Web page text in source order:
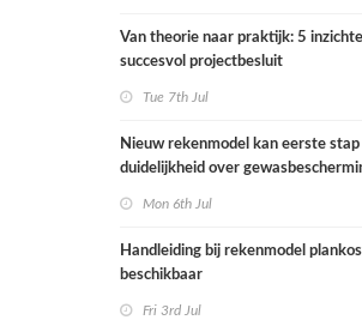
Van theorie naar praktijk: 5
succesvol projectbesluit
Tue 7th Jul
Nieuw rekenmodel kan eerste
duidelijkheid over
Mon 6th Jul
Handleiding bij rekenmodel
beschikbaar
Fri 3rd Jul